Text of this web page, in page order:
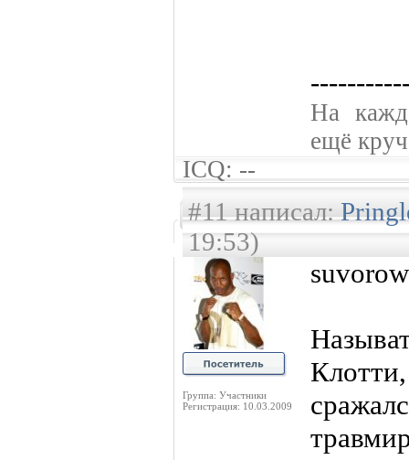
На
ещё
ICQ: --
#11 написал:
19:53)
Группа: Участники
Регистрация: 10.03.2009
suvorow